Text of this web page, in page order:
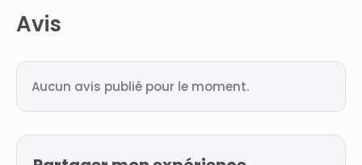
Avis
Aucun avis publié pour le moment.